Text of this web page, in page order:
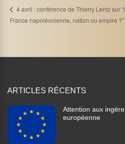
4 avril : conférence de Thierry Lentz sur
France napoléonienne, nation ou empire ?”
ARTICLES RÉCENTS
Attention aux
européenne